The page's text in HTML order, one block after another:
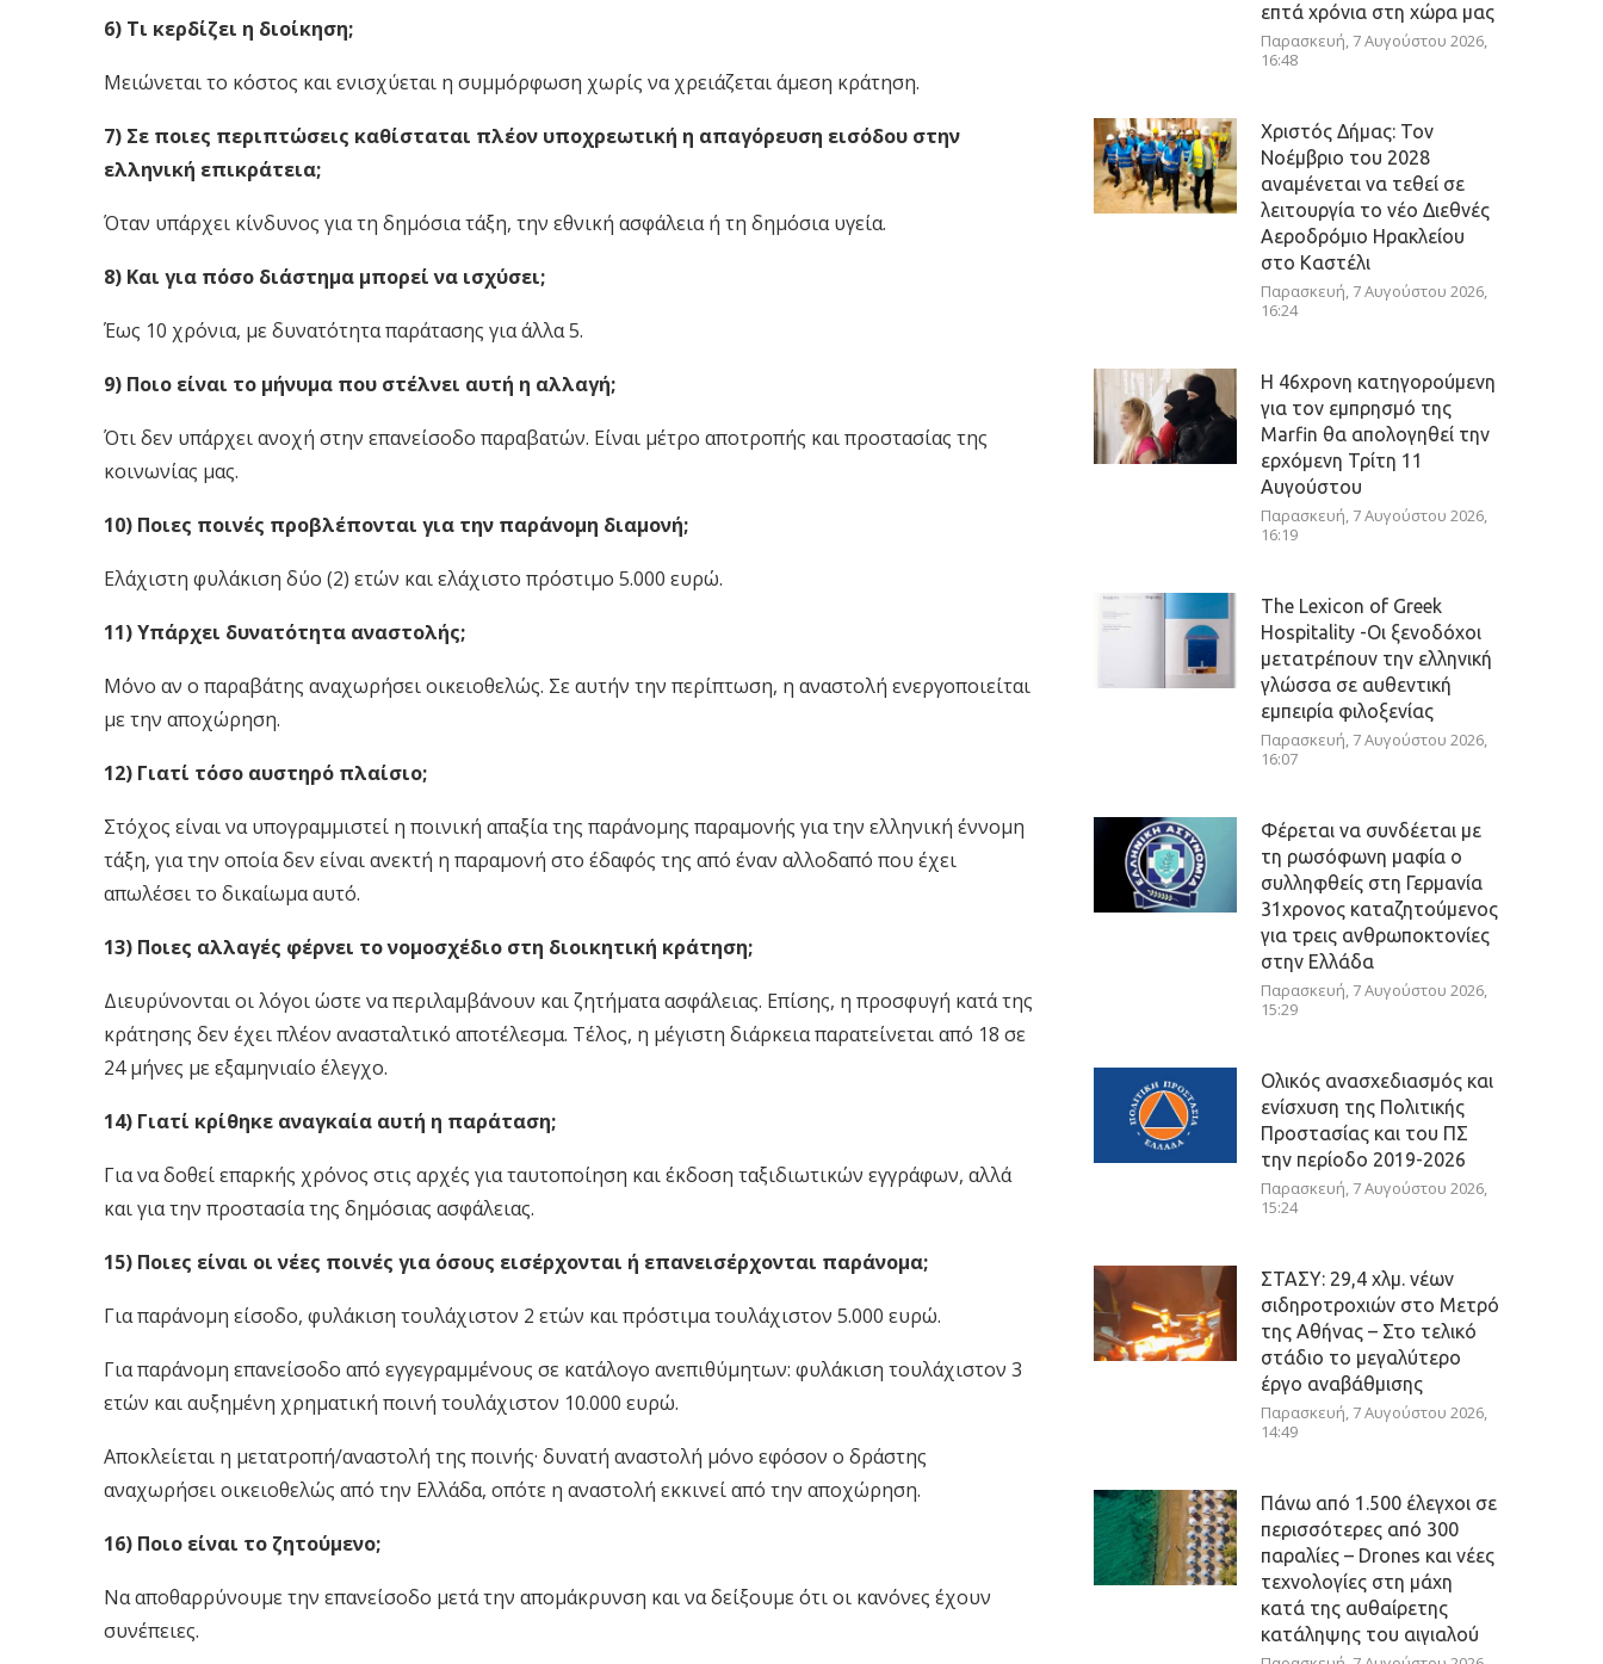
6) Τι κερδίζει η διοίκηση;
Μειώνεται το κόστος και ενισχύεται η συμμόρφωση χωρίς να χρειάζεται άμεση κράτηση.
7) Σε ποιες περιπτώσεις καθίσταται πλέον υποχρεωτική η απαγόρευση εισόδου στην
ελληνική επικράτεια;
Όταν υπάρχει κίνδυνος για τη δημόσια τάξη, την εθνική ασφάλεια ή τη δημόσια υγεία.
8) Και για πόσο διάστημα μπορεί να ισχύσει;
Έως 10 χρόνια, με δυνατότητα παράτασης για άλλα 5.
9) Ποιο είναι το μήνυμα που στέλνει αυτή η αλλαγή;
Ότι δεν υπάρχει ανοχή στην επανείσοδο παραβατών. Είναι μέτρο αποτροπής και προστασίας της
κοινωνίας μας.
10) Ποιες ποινές προβλέπονται για την παράνομη διαμονή;
Ελάχιστη φυλάκιση δύο (2) ετών και ελάχιστο πρόστιμο 5.000 ευρώ.
11) Υπάρχει δυνατότητα αναστολής;
Μόνο αν ο παραβάτης αναχωρήσει οικειοθελώς. Σε αυτήν την περίπτωση, η αναστολή ενεργοποιείται
με την αποχώρηση.
12) Γιατί τόσο αυστηρό πλαίσιο;
Στόχος είναι να υπογραμμιστεί η ποινική απαξία της παράνομης παραμονής για την ελληνική έννομη
τάξη, για την οποία δεν είναι ανεκτή η παραμονή στο έδαφός της από έναν αλλοδαπό που έχει
απωλέσει το δικαίωμα αυτό.
13) Ποιες αλλαγές φέρνει το νομοσχέδιο στη διοικητική κράτηση;
Διευρύνονται οι λόγοι ώστε να περιλαμβάνουν και ζητήματα ασφάλειας. Επίσης, η προσφυγή κατά της
κράτησης δεν έχει πλέον ανασταλτικό αποτέλεσμα. Τέλος, η μέγιστη διάρκεια παρατείνεται από 18 σε
24 μήνες με εξαμηνιαίο έλεγχο.
14) Γιατί κρίθηκε αναγκαία αυτή η παράταση;
Για να δοθεί επαρκής χρόνος στις αρχές για ταυτοποίηση και έκδοση ταξιδιωτικών εγγράφων, αλλά
και για την προστασία της δημόσιας ασφάλειας.
15) Ποιες είναι οι νέες ποινές για όσους εισέρχονται ή επανεισέρχονται παράνομα;
Για παράνομη είσοδο, φυλάκιση τουλάχιστον 2 ετών και πρόστιμα τουλάχιστον 5.000 ευρώ.
Για παράνομη επανείσοδο από εγγεγραμμένους σε κατάλογο ανεπιθύμητων: φυλάκιση τουλάχιστον 3
ετών και αυξημένη χρηματική ποινή τουλάχιστον 10.000 ευρώ.
Αποκλείεται η μετατροπή/αναστολή της ποινής· δυνατή αναστολή μόνο εφόσον ο δράστης
αναχωρήσει οικειοθελώς από την Ελλάδα, οπότε η αναστολή εκκινεί από την αποχώρηση.
16) Ποιο είναι το ζητούμενο;
Να αποθαρρύνουμε την επανείσοδο μετά την απομάκρυνση και να δείξουμε ότι οι κανόνες έχουν
συνέπειες.
επτά χρόνια στη χώρα μας
Παρασκευή, 7 Αυγούστου 2026,
16:48
Χριστός Δήμας: Τον
Νοέμβριο του 2028
αναμένεται να τεθεί σε
λειτουργία το νέο Διεθνές
Αεροδρόμιο Ηρακλείου
στο Καστέλι
Παρασκευή, 7 Αυγούστου 2026,
16:24
Η 46χρονη κατηγορούμενη
για τον εμπρησμό της
Marfin θα απολογηθεί την
ερχόμενη Τρίτη 11
Αυγούστου
Παρασκευή, 7 Αυγούστου 2026,
16:19
The Lexicon of Greek
Hospitality -Οι ξενοδόχοι
μετατρέπουν την ελληνική
γλώσσα σε αυθεντική
εμπειρία φιλοξενίας
Παρασκευή, 7 Αυγούστου 2026,
16:07
Φέρεται να συνδέεται με
τη ρωσόφωνη μαφία ο
συλληφθείς στη Γερμανία
31χρονος καταζητούμενος
για τρεις ανθρωποκτονίες
στην Ελλάδα
Παρασκευή, 7 Αυγούστου 2026,
15:29
Ολικός ανασχεδιασμός και
ενίσχυση της Πολιτικής
Προστασίας και του ΠΣ
την περίοδο 2019-2026
Παρασκευή, 7 Αυγούστου 2026,
15:24
ΣΤΑΣΥ: 29,4 χλμ. νέων
σιδηροτροχιών στο Μετρό
της Αθήνας – Στο τελικό
στάδιο το μεγαλύτερο
έργο αναβάθμισης
Παρασκευή, 7 Αυγούστου 2026,
14:49
Πάνω από 1.500 έλεγχοι σε
περισσότερες από 300
παραλίες – Drones και νέες
τεχνολογίες στη μάχη
κατά της αυθαίρετης
κατάληψης του αιγιαλού